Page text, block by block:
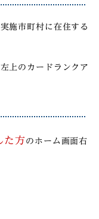
施市町村に在住する
上のカードランクア
た方のホーム画面右